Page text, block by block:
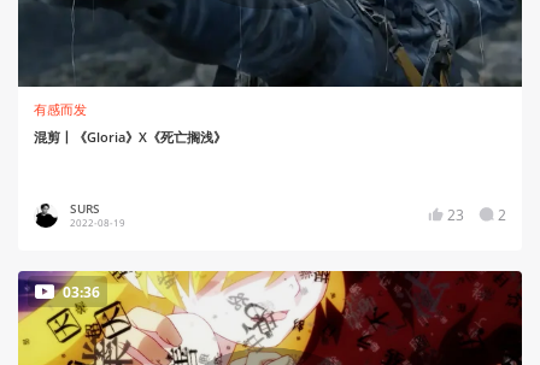
有感而发
混剪丨《Gloria》X《死亡搁浅》
SURS
2022-08-19 23 2
03:36